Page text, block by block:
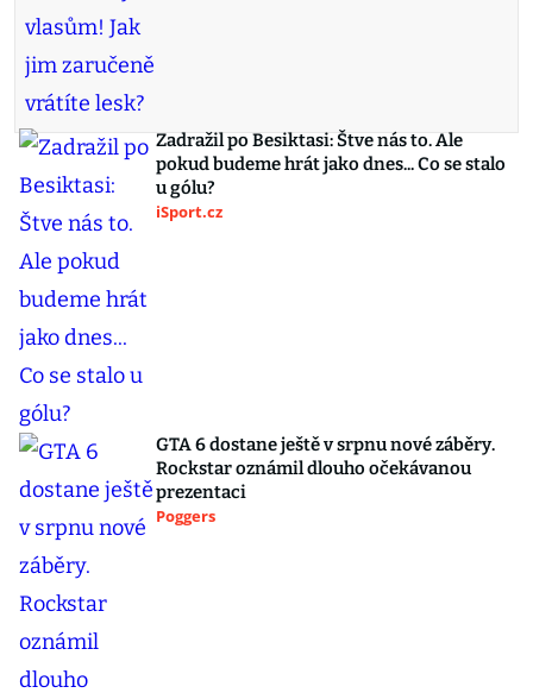
Zadražil po Besiktasi: Štve nás to. Ale
pokud budeme hrát jako dnes... Co se stalo
u gólu?
iSport.cz
GTA 6 dostane ještě v srpnu nové záběry.
Rockstar oznámil dlouho očekávanou
prezentaci
Poggers